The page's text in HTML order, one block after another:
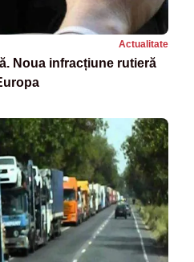
Actualitate
Noua infracțiune rutieră